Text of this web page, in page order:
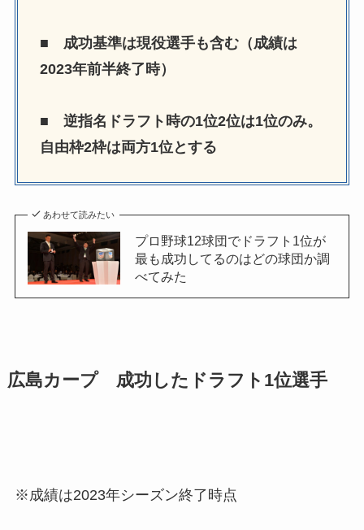
■ 成功基準は現役選手も含む（成績は
2023年前半終了時）
■ 逆指名ドラフト時の1位2位は1位のみ。
自由枠2枠は両方1位とする
あわせて読みたい
プロ野球12球団でドラフト1位が
最も成功してるのはどの球団か調
べてみた
広島カープ 成功したドラフト1位選手
※成績は2023年シーズン終了時点